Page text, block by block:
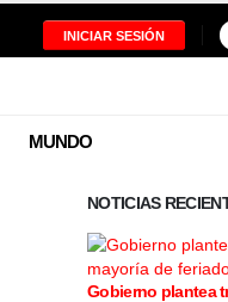
INICIAR SESIÓN
MUNDO
NOTICIAS
Gobierno plantea